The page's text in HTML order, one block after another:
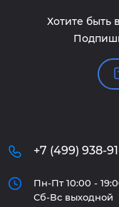
Хотите быть
+7 (499) 938-
Пн-Пт 10:00 -
Сб-Вс выходной